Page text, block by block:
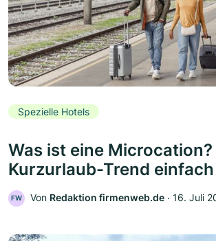
Spezielle Hotels
Was ist eine Microcation?
Kurzurlaub-Trend
FW Von Redaktion firmenweb.de ‧ 16. Juli